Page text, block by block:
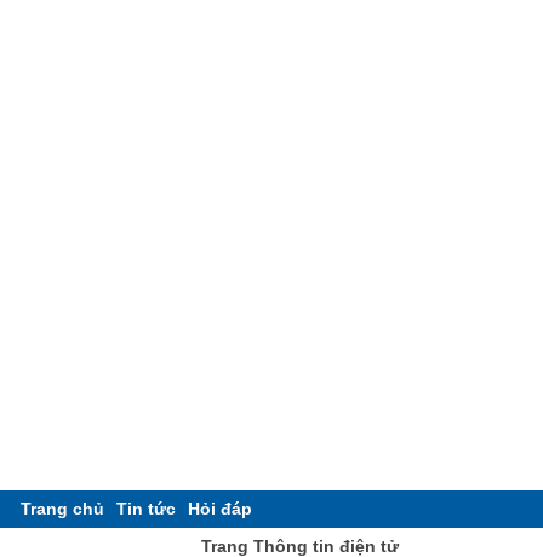
Trang chủ Tin tức
Hỏi đáp
Trang Thông tin điện tử